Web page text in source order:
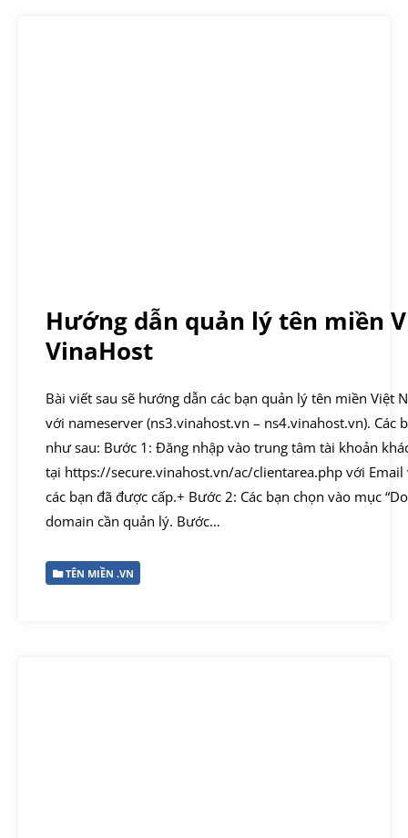
Hướng dẫn quản lý tên miền
VinaHost
Bài viết sau sẽ hướng dẫn các bạn quản lý tên miền Việt
với nameserver (ns3.vinahost.vn – ns4.vinahost.vn). Các
như sau: Bước 1: Đăng nhập vào trung tâm tài khoản
tại https://secure.vinahost.vn/ac/clientarea.php với Email
các bạn đã được cấp.+ Bước 2: Các bạn chọn vào mục
domain cần quản lý. Bước…
TÊN MIỀN .VN